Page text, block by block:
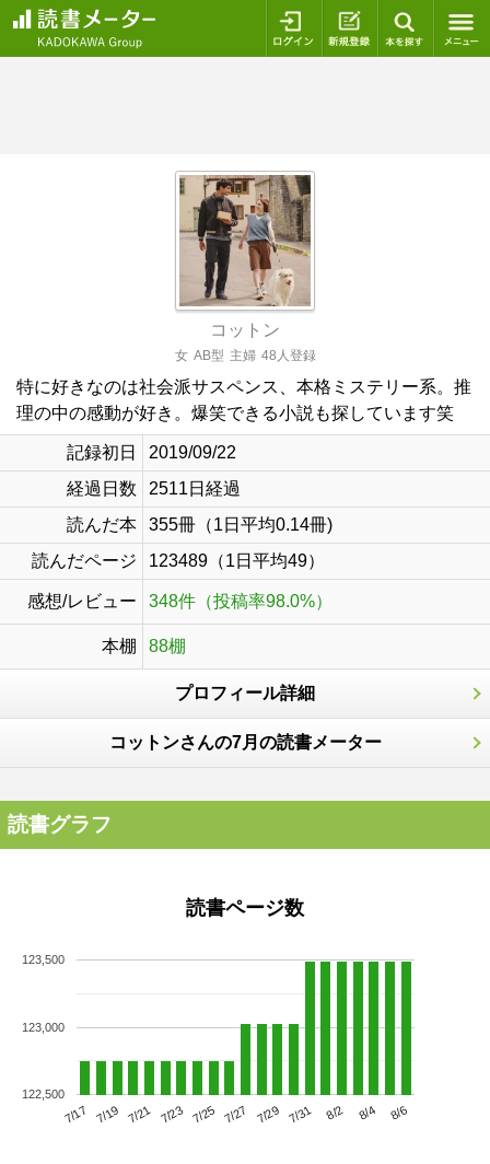
ログイン 新規登録
コットン
女 AB型 主婦 48人登録
特に好きなのは社会派サスペンス、本格ミステリー系。推
理の中の感動が好き。爆笑できる小説も探しています笑
記録初日
2019/09/22
経過日数
2511日経過
読んだ本
355冊（1日平均0.14冊)
読んだページ
123489（1日平均49）
感想/レビュー 348件（投稿率98.0%）
本棚 88棚
プロフィール詳細
コットンさんの7月の読書メーター
読書グラフ
読書ページ数
7/17 7/19 7/21 7/23 7/25 7/27 7/29 7/31 8/2 8/4 8/6
122,500
123,000
123,500